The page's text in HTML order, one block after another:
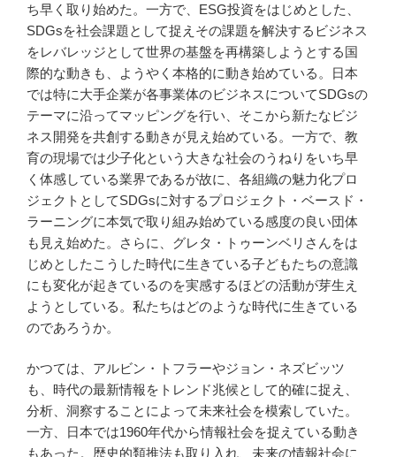
ち早く取り始めた。一方で、ESG投資をはじめとした、
SDGsを社会課題として捉えその課題を解決するビジネス
をレバレッジとして世界の基盤を再構築しようとする国
際的な動きも、ようやく本格的に動き始めている。日本
では特に大手企業が各事業体のビジネスについてSDGsの
テーマに沿ってマッピングを行い、そこから新たなビジ
ネス開発を共創する動きが見え始めている。一方で、教
育の現場では少子化という大きな社会のうねりをいち早
く体感している業界であるが故に、各組織の魅力化プロ
ジェクトとしてSDGsに対するプロジェクト・ベースド・
ラーニングに本気で取り組み始めている感度の良い団体
も見え始めた。さらに、グレタ・トゥーンベリさんをは
じめとしたこうした時代に生きている子どもたちの意識
にも変化が起きているのを実感するほどの活動が芽生え
ようとしている。私たちはどのような時代に生きている
のであろうか。
かつては、アルビン・トフラーやジョン・ネズビッツ
も、時代の最新情報をトレンド兆候として的確に捉え、
分析、洞察することによって未来社会を模索していた。
一方、日本では1960年代から情報社会を捉えている動き
もあった。歴史的類推法も取り入れ、未来の情報社会に